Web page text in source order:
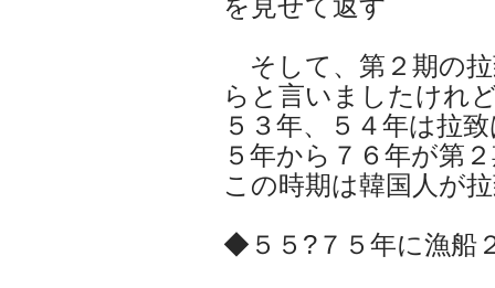
を見せて返す
そして、第２期の
らと言いましたけれ
５３年、５４年は拉
５年から７６年が第
この時期は韓国人が
◆５５?７５年に漁船